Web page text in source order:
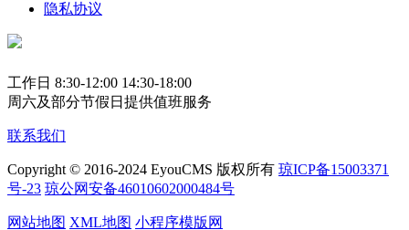
隐私协议
工作日 8:30-12:00 14:30-18:00
周六及部分节假日提供值班服务
联系我们
Copyright © 2016-2024 EyouCMS 版权所有 琼ICP备15003371
号-23 琼公网安备46010602000484号
网站地图 XML地图 小程序模版网